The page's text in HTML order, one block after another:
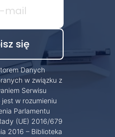
Danych
w związku z
Serwisu
w rozumieniu
Parlamentu
(UE) 2016/679
2016 – Biblioteka